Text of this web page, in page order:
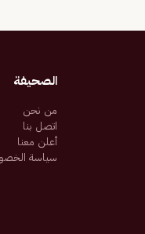
الصحيفة
من نحن
اتصل بنا
أعلن معنا
سياسة